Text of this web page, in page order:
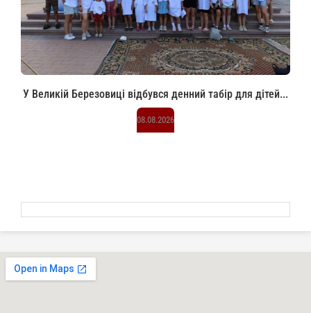
У Великій Березовиці відбувся денний табір для дітей...
08.08.2026